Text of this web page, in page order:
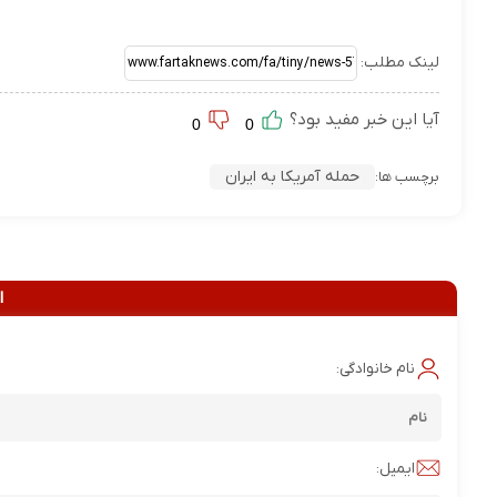
لینک مطلب:
آیا این خبر مفید بود؟
برچسب ها: حمله آمریکا به ایران
نام خانوادگی:
ایمیل: